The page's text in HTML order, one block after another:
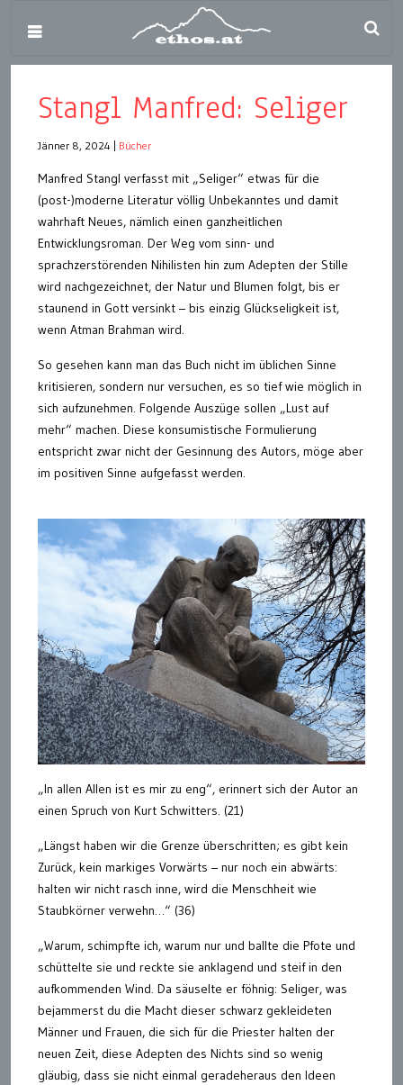
Stangl Manfred: Seliger
Jänner 8, 2024 Bücher
Manfred Stangl verfasst mit „Seliger“ etwas für die
(post-)moderne Literatur völlig Unbekanntes und damit
wahrhaft Neues, nämlich einen ganzheitlichen
Entwicklungsroman. Der Weg vom sinn- und
sprachzerstörenden Nihilisten hin zum Adepten der Stille
wird nachgezeichnet, der Natur und Blumen folgt, bis er
staunend in Gott versinkt – bis einzig Glückseligkeit ist,
wenn Atman Brahman wird.
So gesehen kann man das Buch nicht im üblichen Sinne
kritisieren, sondern nur versuchen, es so tief wie möglich in
sich aufzunehmen. Folgende Auszüge sollen „Lust auf
mehr“ machen. Diese konsumistische Formulierung
entspricht zwar nicht der Gesinnung des Autors, möge aber
im positiven Sinne aufgefasst werden.
„In allen Allen ist es mir zu eng“, erinnert sich der Autor an
einen Spruch von Kurt Schwitters. (21)
„Längst haben wir die Grenze überschritten; es gibt kein
Zurück, kein markiges Vorwärts – nur noch ein abwärts:
halten wir nicht rasch inne, wird die Menschheit wie
Staubkörner verwehn…“ (36)
„Warum, schimpfte ich, warum nur und ballte die Pfote und
schüttelte sie und reckte sie anklagend und steif in den
aufkommenden Wind. Da säuselte er föhnig: Seliger, was
bejammerst du die Macht dieser schwarz gekleideten
Männer und Frauen, die sich für die Priester halten der
neuen Zeit, diese Adepten des Nichts sind so wenig
gläubig, dass sie nicht einmal geradeheraus den Ideen